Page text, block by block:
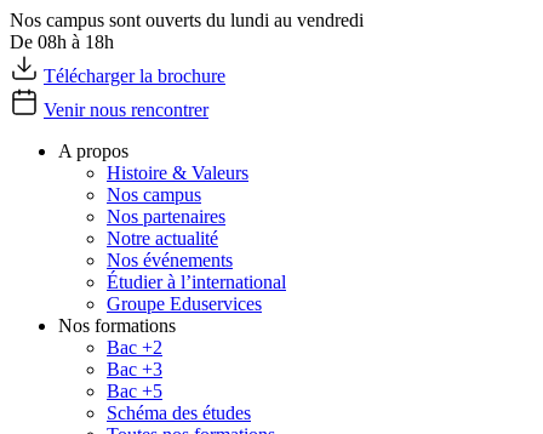
Nos campus sont ouverts du lundi au vendredi
De 08h à 18h
Télécharger la brochure
Venir nous rencontrer
A propos
Histoire & Valeurs
Nos campus
Nos partenaires
Notre actualité
Nos événements
Étudier à l’international
Groupe Eduservices
Nos formations
Bac +2
Bac +3
Bac +5
Schéma des études